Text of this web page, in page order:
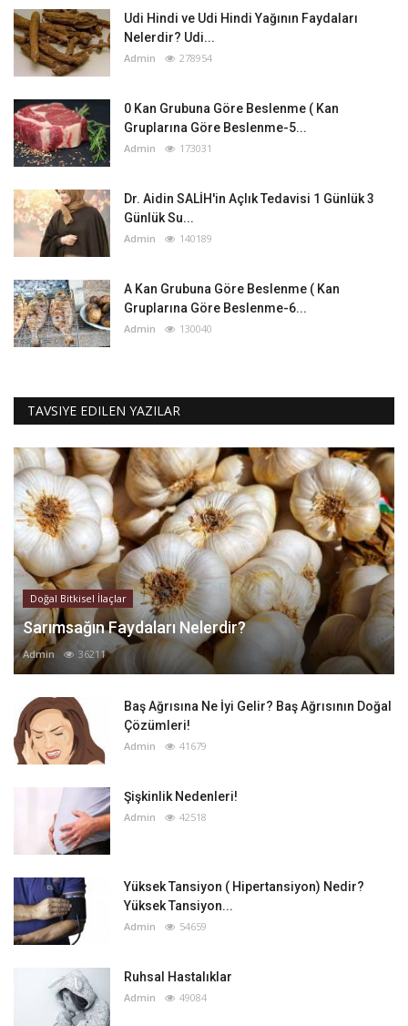
Udi Hindi ve Udi Hindi Yağının Faydaları
Nelerdir? Udi...
Admin 278954
0 Kan Grubuna Göre Beslenme ( Kan
Gruplarına Göre Beslenme-5...
Admin 173031
Dr. Aidin SALİH'in Açlık Tedavisi 1 Günlük 3
Günlük Su...
Admin 140189
A Kan Grubuna Göre Beslenme ( Kan
Gruplarına Göre Beslenme-6...
Admin 130040
TAVSIYE EDILEN YAZILAR
Doğal Bitkisel İlaçlar
Sarımsağın Faydaları Nelerdir?
Admin 36211
Baş Ağrısına Ne İyi Gelir? Baş Ağrısının Doğal
Çözümleri!
Admin 41679
Şişkinlik Nedenleri!
Admin 42518
Yüksek Tansiyon ( Hipertansiyon) Nedir?
Yüksek Tansiyon...
Admin 54659
Ruhsal Hastalıklar
Admin 49084